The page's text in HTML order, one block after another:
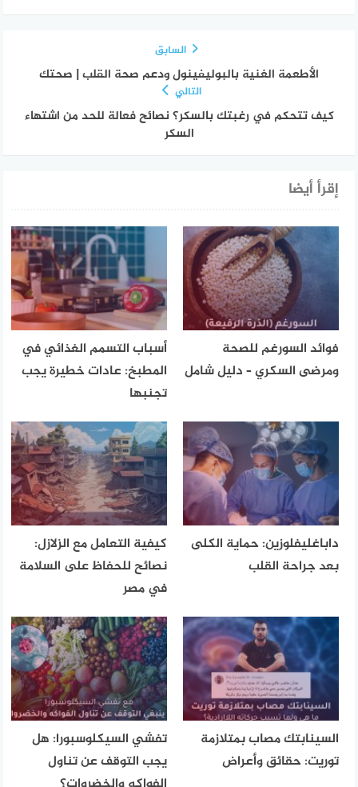
السابق
الأطعمة الغنية بالبوليفينول ودعم صحة القلب | صحتك
التالي
كيف تتحكم في رغبتك بالسكر؟ نصائح فعالة للحد من اشتهاء
السكر
إقرأ أيضا
فوائد السورغم للصحة
ومرضى السكري – دليل شامل
أسباب التسمم الغذائي في
المطبخ: عادات خطيرة يجب
تجنبها
داباغليفلوزين: حماية الكلى
بعد جراحة القلب
كيفية التعامل مع الزلازل:
نصائح للحفاظ على السلامة
في مصر
السينابتك مصاب بمتلازمة
توريت: حقائق وأعراض
تفشي السيكلوسبورا: هل
يجب التوقف عن تناول